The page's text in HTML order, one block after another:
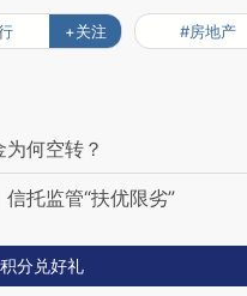
+关注 #房地产
何空转？
托监管“扶优限劣”
分兑好礼